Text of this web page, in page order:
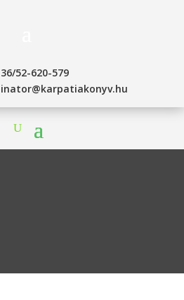
52-620-579